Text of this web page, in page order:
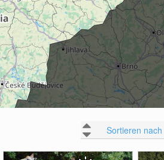
Sortieren nach